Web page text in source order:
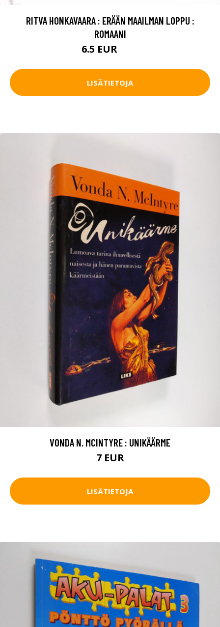
RITVA HONKAVAARA : ERÄÄN MAAILMAN LOPPU :
ROMAANI
6.5 EUR
LISÄTIETOJA
VONDA N. MCINTYRE : UNIKÄÄRME
7 EUR
LISÄTIETOJA